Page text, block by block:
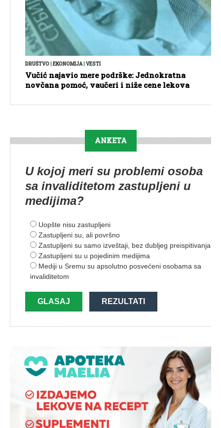
DRUŠTVO EKONOMIJA| VESTI
Vučić najavio mere podrške: Jednokratna
novčana pomoć, vaučeri i niže cene lekova
ANKETA
U kojoj meri su problemi osoba
sa invaliditetom zastupljeni u
medijima?
Uopšte nisu zastupljeni
Zastupljeni su, ali površno
Zastupljeni su samo izveštaji, bez dubljeg preispitivanja
Zastupljeni su u pojedinim medijima
Mediji u Sremu su apsolutno posvećeni osobama sa
invaliditetom
GLASAJ REZULTATI